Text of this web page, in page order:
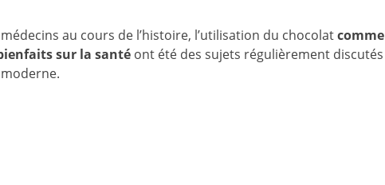
au cours de l’histoire, l’utilisation du chocolatcomme
sur la santé ont été des sujets régulièrement discutés